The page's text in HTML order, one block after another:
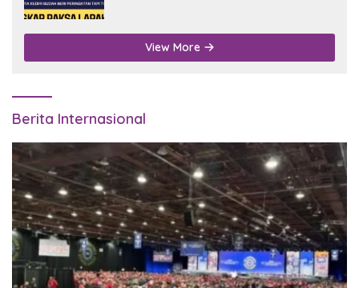
View More
Berita Internasional